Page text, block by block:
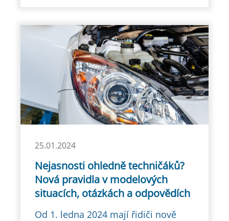
25.01.2024
Nejasnosti ohledně techničáků?
Nová pravidla v modelových
situacích, otázkách a odpovědích
Od 1. ledna 2024 mají řidiči nově